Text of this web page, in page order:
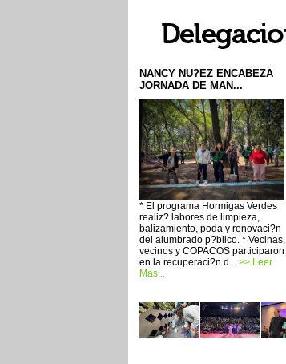
NANCY NU?EZ ENCABEZA
JORNADA DE MAN...
* El programa Hormigas Verdes
realiz? labores de limpieza,
balizamiento, poda y renovaci?n
del alumbrado p?blico. * Vecinas,
vecinos y COPACOS participaron
en la recuperaci?n d... >> Leer
Mas...